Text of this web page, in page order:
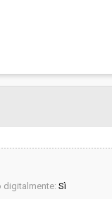
digitalmente: Sì